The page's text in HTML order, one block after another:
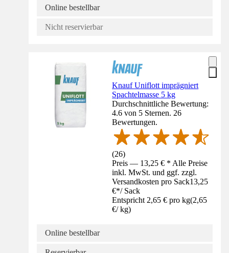
Online bestellbar
Nicht reservierbar
Knauf Uniflott imprägniert
Spachtelmasse 5 kg
Durchschnittliche Bewertung:
4.6 von 5 Sternen. 26
Bewertungen.
(26)
Preis — 13,25 € * Alle Preise
inkl. MwSt. und ggf. zzgl.
Versandkosten pro Sack13,25
€*/ Sack
Entspricht 2,65 € pro kg(2,65
€/ kg)
Online bestellbar